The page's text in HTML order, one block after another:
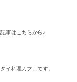
事はこちらから♪
イ料理カフェです。